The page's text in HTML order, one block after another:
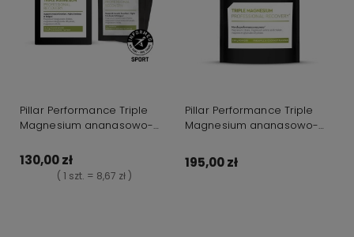
Pillar Performance Triple
Magnesium ananasowo-
130,00 zł
( 1 szt. = 8,67 zł )
Pillar Performance Triple
Magnesium ananasowo-
195,00 zł